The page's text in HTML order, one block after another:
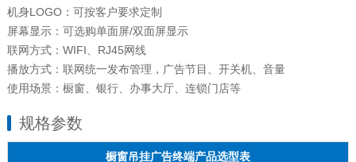
机身LOGO： 可按客户要求定制
屏幕显示： 可选购单面屏/双面屏显示
联网方式： WIFI、RJ45网线
播放方式： 联网统一发布管理，广告节目、开关机、音量
使用场景： 橱窗、银行、办事大厅、连锁门店等
规格参数
橱窗吊挂广告终端产品选型表